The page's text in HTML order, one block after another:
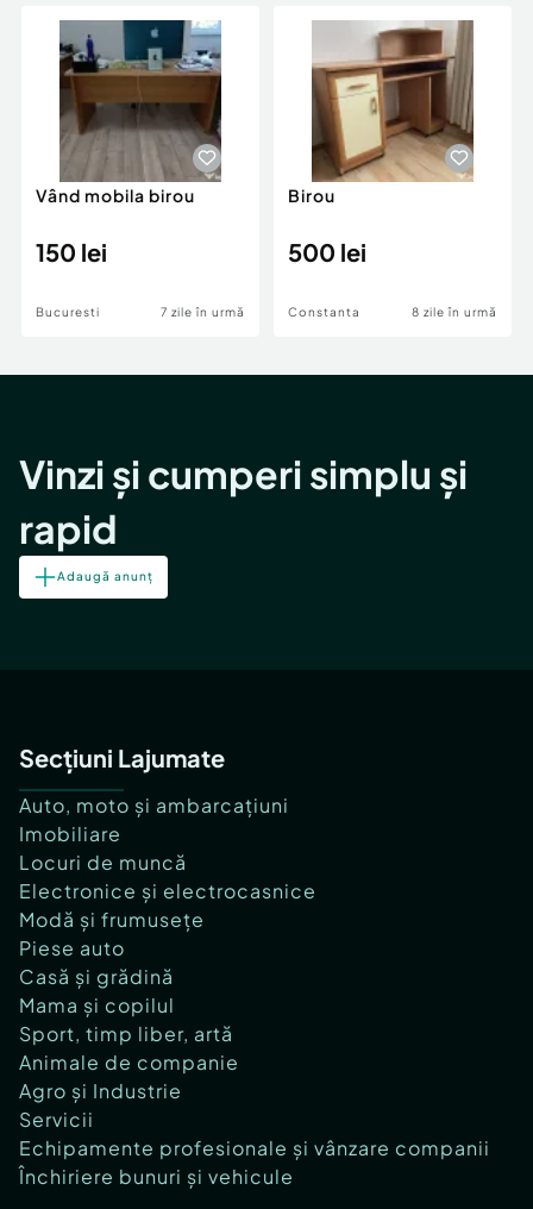
Servicii
Animale de companie
Afaceri și echipamente profesionale
Inchiriere Bunuri si Vehicule
Utilaje agricole si industriale
Piese auto si accesorii
Dacia Duster
Vând mobila birou
150 lei
Bucuresti 7 zile în urmă
Birou
500 lei
Constanta 8 zile în urmă
Vinzi și cumperi simplu și
rapid
Adaugă anunț
Secțiuni Lajumate
Auto, moto și ambarcațiuni
Imobiliare
Locuri de muncă
Electronice și electrocasnice
Modă și frumusețe
Piese auto
Casă și grădină
Mama și copilul
Sport, timp liber, artă
Animale de companie
Agro și Industrie
Servicii
Echipamente profesionale și vânzare companii
Închiriere bunuri și vehicule